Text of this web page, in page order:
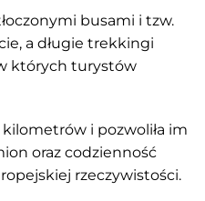
busami i tzw.
a długie trekkingi
których turystów
kilometrów i pozwoliła im
oraz codzienność
rzeczywistości.